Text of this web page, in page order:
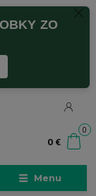
ZO
Menu
0
0 €